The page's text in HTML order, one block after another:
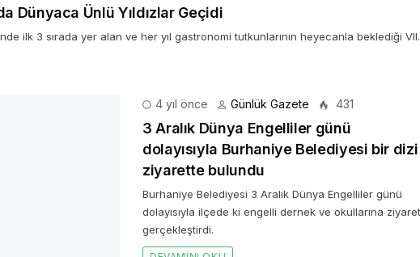
Dünyaca Ünlü Yıldızlar Geçidi
ilk 3 sırada yer alan ve her yıl gastronomi tutkunlarının heyecanla beklediği VII.
4 yıl önce
Günlük Gazete
dolayısıyla Burhaniye Belediyesi bir dizi ziyarette
Engelliler günü dolayısıyla ilçede ki engelli dernek ve okullarına ziyaret